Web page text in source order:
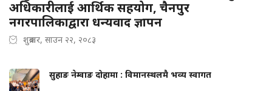
अधिकारीलाई आर्थिक सहयोग, चैनपुर
नगरपालिकाद्वारा धन्यवाद ज्ञापन
शुक्रबार, साउन २२, २०८३
सुहाङ नेम्वाङ दोहामा : विमानस्थलमै भव्य स्वागत